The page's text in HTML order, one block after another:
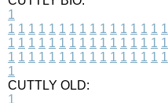
1
1 1 1 1 1 1 1 1 1 1 1 1 1 1 1 1
1 1 1 1 1 1 1 1 1 1 1 1 1 1 1 1
1 1 1 1 1 1 1 1 1 1 1 1 1 1 1 1
1
CUTTLY OLD:
1